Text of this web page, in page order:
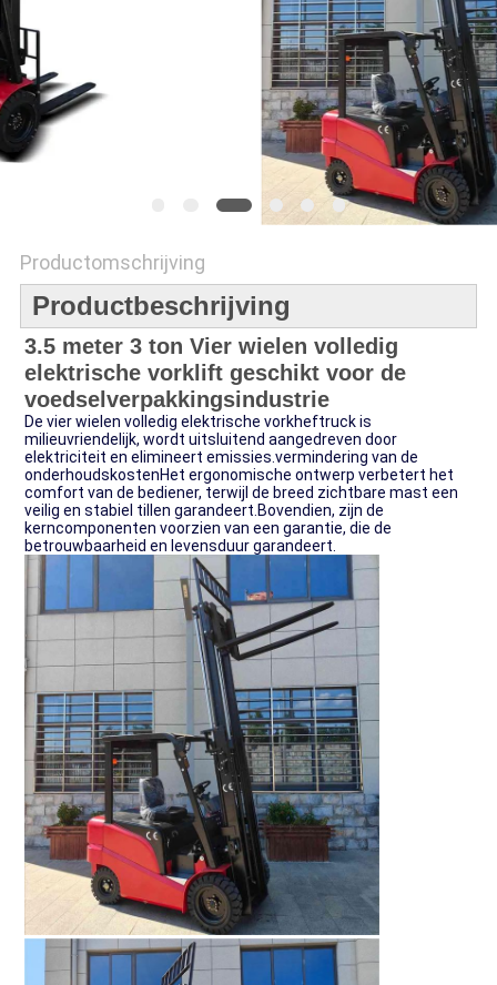
Productomschrijving
Productbeschrijving
3.5 meter 3 ton Vier wielen volledig
elektrische vorklift geschikt voor de
voedselverpakkingsindustrie
De vier wielen volledig elektrische vorkheftruck is
milieuvriendelijk, wordt uitsluitend aangedreven door
elektriciteit en elimineert emissies.vermindering van de
onderhoudskostenHet ergonomische ontwerp verbetert het
comfort van de bediener, terwijl de breed zichtbare mast een
veilig en stabiel tillen garandeert.Bovendien, zijn de
kerncomponenten voorzien van een garantie, die de
betrouwbaarheid en levensduur garandeert.